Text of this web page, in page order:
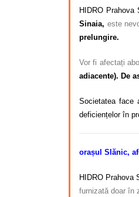
HIDRO Prahova
Sinaia, este
prelungire.
Vor fi afectați
adiacente). De
Societatea face
deficiențelor în
orașul Slănic,
HIDRO Prahova
furnizată doar în